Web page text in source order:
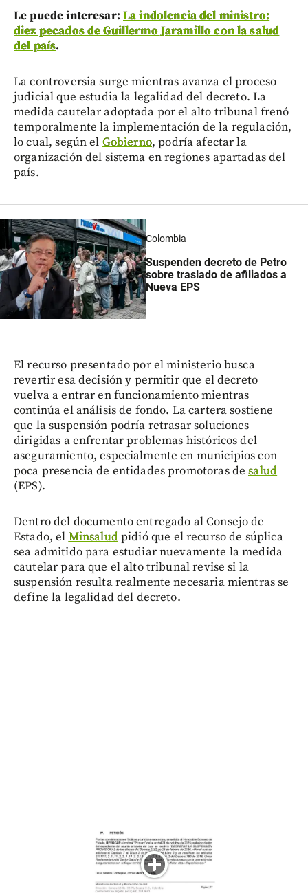
Le puede interesar: La indolencia del ministro:
diez pecados de Guillermo Jaramillo con la salud
del país.
La controversia surge mientras avanza el proceso
judicial que estudia la legalidad del decreto. La
medida cautelar adoptada por el alto tribunal frenó
temporalmente la implementación de la regulación,
lo cual, según el Gobierno, podría afectar la
organización del sistema en regiones apartadas del
país.
Colombia
Suspenden decreto de Petro
sobre traslado de afiliados a
Nueva EPS
El recurso presentado por el ministerio busca
revertir esa decisión y permitir que el decreto
vuelva a entrar en funcionamiento mientras
continúa el análisis de fondo. La cartera sostiene
que la suspensión podría retrasar soluciones
dirigidas a enfrentar problemas históricos del
aseguramiento, especialmente en municipios con
poca presencia de entidades promotoras desalud
(EPS).
Dentro del documento entregado al Consejo de
Estado, el Minsaludpidió que el recurso de súplica
sea admitido para estudiar nuevamente la medida
cautelar para que el alto tribunal revise si la
suspensión resulta realmente necesaria mientras se
define la legalidad del decreto.